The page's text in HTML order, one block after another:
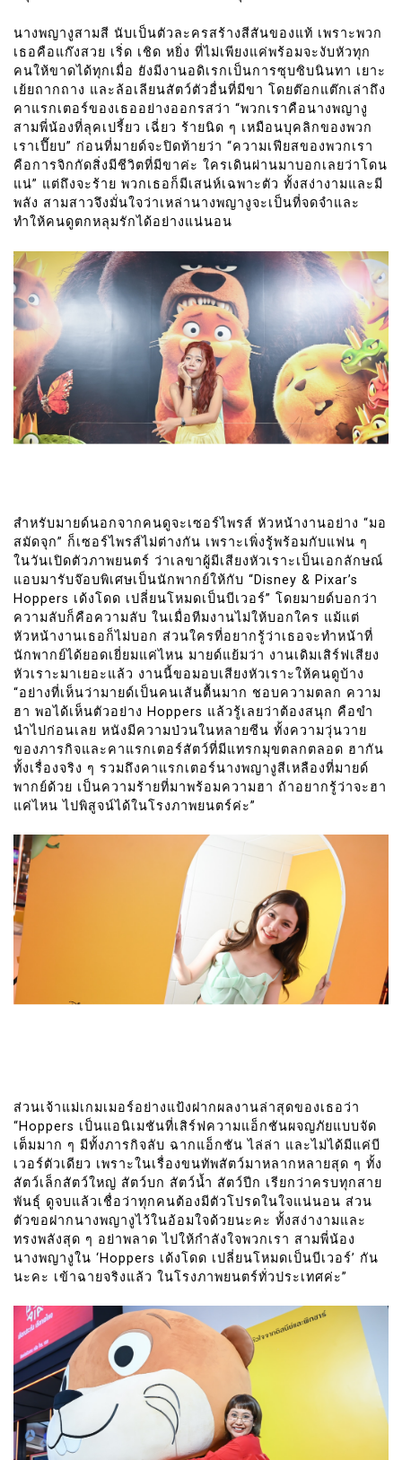
นางพญางูสามสี นับเป็นตัวละครสร้างสีสันของแท้ เพราะพวก
เธอคือแก๊งสวย เริ่ด เชิด หยิ่ง ที่ไม่เพียงแค่พร้อมจะงับหัวทุก
คนให้ขาดได้ทุกเมื่อ ยังมีงานอดิเรกเป็นการซุบซิบนินทา เยาะ
เย้ยถากถาง และล้อเลียนสัตว์ตัวอื่นที่มีขา โดยต๊อกแต๊กเล่าถึง
คาแรกเตอร์ของเธออย่างออกรสว่า “พวกเราคือนางพญางู
สามพี่น้องที่ลุคเปรี้ยว เฉี่ยว ร้ายนิด ๆ เหมือนบุคลิกของพวก
เราเปี๊ยบ” ก่อนที่มายด์จะปิดท้ายว่า “ความเฟียสของพวกเรา
คือการจิกกัดสิ่งมีชีวิตที่มีขาค่ะ ใครเดินผ่านมาบอกเลยว่าโดน
แน่” แต่ถึงจะร้าย พวกเธอก็มีเสน่ห์เฉพาะตัว ทั้งสง่างามและมี
พลัง สามสาวจึงมั่นใจว่าเหล่านางพญางูจะเป็นที่จดจำและ
ทำให้คนดูตกหลุมรักได้อย่างแน่นอน
สำหรับมายด์นอกจากคนดูจะเซอร์ไพรส์ หัวหน้างานอย่าง “มอ
สมัดจุก” ก็เซอร์ไพรส์ไม่ต่างกัน เพราะเพิ่งรู้พร้อมกับแฟน ๆ
ในวันเปิดตัวภาพยนตร์ ว่าเลขาผู้มีเสียงหัวเราะเป็นเอกลักษณ์
แอบมารับจ๊อบพิเศษเป็นนักพากย์ให้กับ “Disney & Pixar’s
Hoppers เด้งโดด เปลี่ยนโหมดเป็นบีเวอร์” โดยมายด์บอกว่า
ความลับก็คือความลับ ในเมื่อทีมงานไม่ให้บอกใคร แม้แต่
หัวหน้างานเธอก็ไม่บอก ส่วนใครที่อยากรู้ว่าเธอจะทำหน้าที่
นักพากย์ได้ยอดเยี่ยมแค่ไหน มายด์แย้มว่า งานเดิมเสิร์ฟเสียง
หัวเราะมาเยอะแล้ว งานนี้ขอมอบเสียงหัวเราะให้คนดูบ้าง
“อย่างที่เห็นว่ามายด์เป็นคนเส้นตื้นมาก ชอบความตลก ความ
ฮา พอได้เห็นตัวอย่าง Hoppers แล้วรู้เลยว่าต้องสนุก คือขำ
นำไปก่อนเลย หนังมีความป่วนในหลายซีน ทั้งความวุ่นวาย
ของภารกิจและคาแรกเตอร์สัตว์ที่มีแทรกมุขตลกตลอด ฮากัน
ทั้งเรื่องจริง ๆ รวมถึงคาแรกเตอร์นางพญางูสีเหลืองที่มายด์
พากย์ด้วย เป็นความร้ายที่มาพร้อมความฮา ถ้าอยากรู้ว่าจะฮา
แค่ไหน ไปพิสูจน์ได้ในโรงภาพยนตร์ค่ะ”
ส่วนเจ้าแม่เกมเมอร์อย่างแป้งฝากผลงานล่าสุดของเธอว่า
“Hoppers เป็นแอนิเมชันที่เสิร์ฟความแอ็กชันผจญภัยแบบจัด
เต็มมาก ๆ มีทั้งภารกิจลับ ฉากแอ็กชัน ไล่ล่า และไม่ได้มีแค่บี
เวอร์ตัวเดียว เพราะในเรื่องขนทัพสัตว์มาหลากหลายสุด ๆ ทั้ง
สัตว์เล็กสัตว์ใหญ่ สัตว์บก สัตว์น้ำ สัตว์ปีก เรียกว่าครบทุกสาย
พันธุ์ ดูจบแล้วเชื่อว่าทุกคนต้องมีตัวโปรดในใจแน่นอน ส่วน
ตัวขอฝากนางพญางูไว้ในอ้อมใจด้วยนะคะ ทั้งสง่างามและ
ทรงพลังสุด ๆ อย่าพลาด ไปให้กำลังใจพวกเรา สามพี่น้อง
นางพญางูใน ‘Hoppers เด้งโดด เปลี่ยนโหมดเป็นบีเวอร์’ กัน
นะคะ เข้าฉายจริงแล้ว ในโรงภาพยนตร์ทั่วประเทศค่ะ”